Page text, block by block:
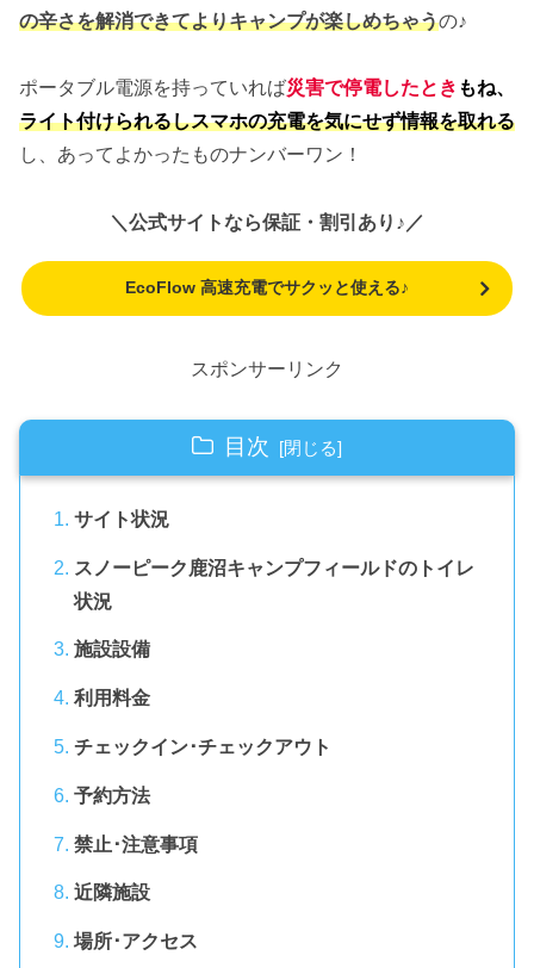
の辛さを解消できてよりキャンプが楽しめちゃうの♪
ポータブル電源を持っていれば災害で停電したとき もね、
ライト付けられるしスマホの充電を気にせず情報を取れる
し、あってよかったものナンバーワン！
＼公式サイトなら保証・割引あり♪／
EcoFlow 高速充電でサクッと使える♪
スポンサーリンク
目次
サイト状況
スノーピーク鹿沼キャンプフィールドのトイレ
状況
施設設備
利用料金
チェックイン･チェックアウト
予約方法
禁止･注意事項
近隣施設
場所･アクセス